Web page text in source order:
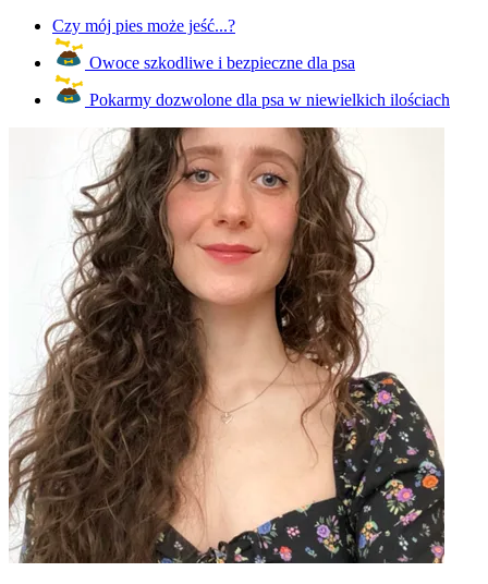
Czy mój pies może jeść...?
Owoce szkodliwe i bezpieczne dla psa
Pokarmy dozwolone dla psa w niewielkich ilościach